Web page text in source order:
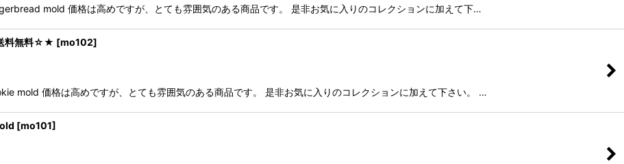
mold 価格は高めですが、とても雰囲気のある商品です。 是非お気に入りのコレクションに加えて下…
料無料☆★ [mo102]
価格は高めですが、とても雰囲気のある商品です。 是非お気に入りのコレクションに加えて下さい。 …
[mo101]